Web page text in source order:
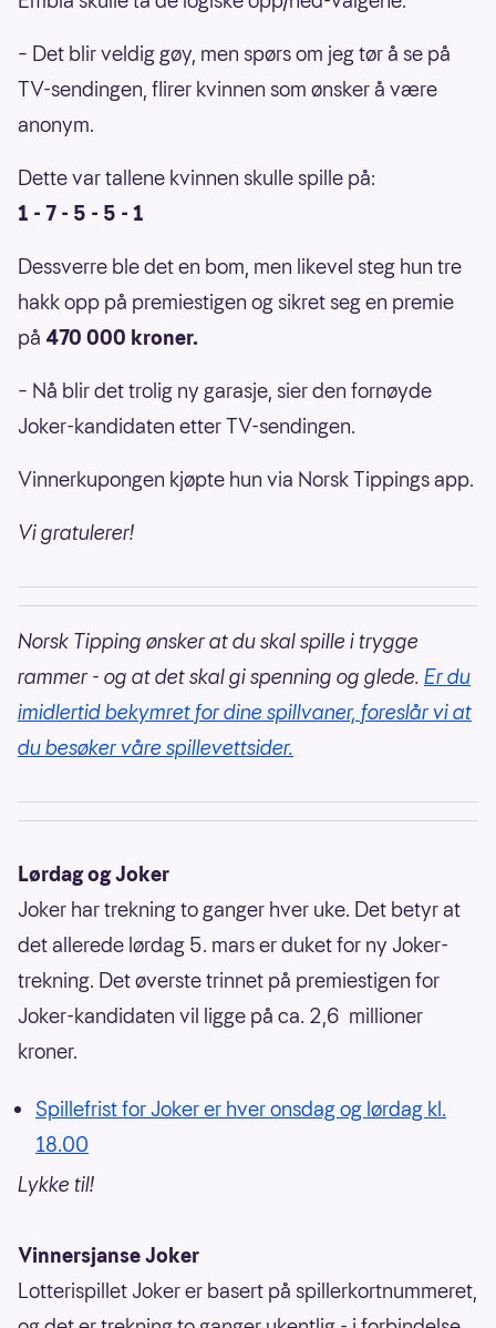
– Det blir veldig gøy, men spørs om jeg tør å se på
TV-sendingen, flirer kvinnen som ønsker å være
anonym.
Dette var tallene kvinnen skulle spille på:
1 - 7 - 5 - 5 - 1
Dessverre ble det en bom, men likevel steg hun tre
hakk opp på premiestigen og sikret seg en premie
på 470 000 kroner.
– Nå blir det trolig ny garasje, sier den fornøyde
Joker-kandidaten etter TV-sendingen.
Vinnerkupongen kjøpte hun via Norsk Tippings app.
Vi gratulerer!
Norsk Tipping ønsker at du skal spille i trygge
rammer - og at det skal gi spenning og glede. Er du
imidlertid bekymret for dine spillvaner, foreslår vi at
du besøker våre spillevettsider.
Lørdag og Joker
Joker har trekning to ganger hver uke. Det betyr at
det allerede lørdag 5. mars er duket for ny Joker-
trekning. Det øverste trinnet på premiestigen for
Joker-kandidaten vil ligge på ca. 2,6 millioner
kroner.
Spillefrist for Joker er hver onsdag og lørdag kl.
18.00
Lykke til!
Vinnersjanse Joker
Lotterispillet Joker er basert på spillerkortnummeret,